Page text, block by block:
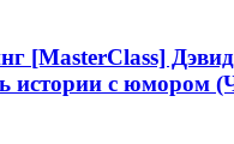
[MasterClass]
истории с юмором